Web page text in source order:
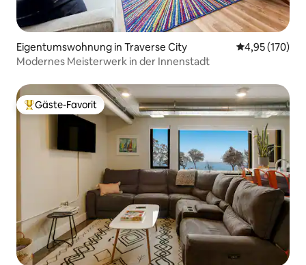
einem Wanderparadies! Wenn du dich
weiter hinauswagen möchtest, kannst
du dein Auto oder Uber oder Lyft oder
lokale Taxiunternehmen nutzen. Eine
BATA-Bushaltestelle befindet sich an der
spazieren gehen, auch zu
nahegelegenen Fahrrad- und
Kajakverleihen.
Eigentumswohnung in Traverse City
4,95 (170)
Modernes Meisterwerk in der Innenstadt
Beliebter Gäste-Favorit.
Gäste-Favorit